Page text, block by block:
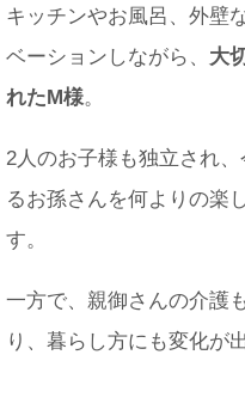
キッチンやお風呂、外壁
ベーションしながら、 大
れたM様。
2人のお子様も独立され、
るお孫さんを何よりの楽
す。
一方で、親御さんの介護
り、暮らし方にも変化が